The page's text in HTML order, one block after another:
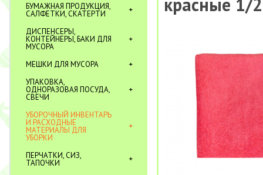
БУМАЖНАЯ ПРОДУКЦИЯ,
САЛФЕТКИ, СКАТЕРТИ
ДИСПЕНСЕРЫ,
КОНТЕЙНЕРЫ, БАКИ ДЛЯ
МУСОРА
МЕШКИ ДЛЯ МУСОРА
УПАКОВКА,
ОДНОРАЗОВАЯ ПОСУДА,
СВЕЧИ
УБОРОЧНЫЙ ИНВЕНТАРЬ
И РАСХОДНЫЕ
МАТЕРИАЛЫ ДЛЯ
УБОРКИ
ПЕРЧАТКИ, СИЗ,
ТАПОЧКИ